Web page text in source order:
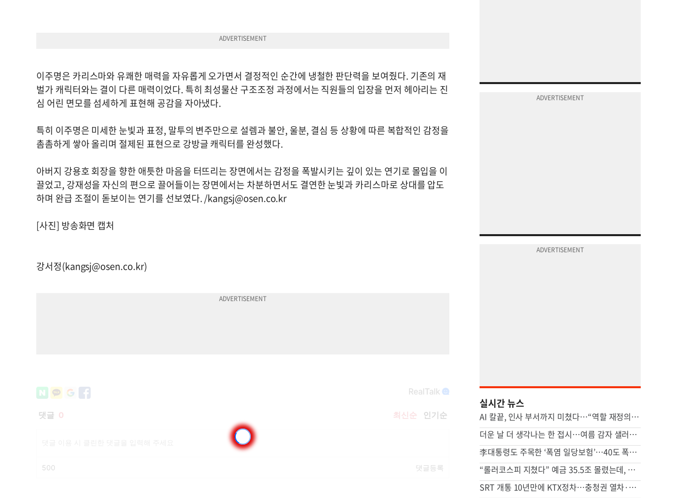
이주명은 카리스마와 유쾌한 매력을 자유롭게 오가면서 결정적인 순간에 냉철한 판단력을 보여줬다. 기존의 재
벌가 캐릭터와는 결이 다른 매력이었다. 특히 최성물산 구조조정 과정에서는 직원들의 입장을 먼저 헤아리는 진
심 어린 면모를 섬세하게 표현해 공감을 자아냈다.
특히 이주명은 미세한 눈빛과 표정, 말투의 변주만으로 설렘과 불안, 울분, 결심 등 상황에 따른 복합적인 감정을
촘촘하게 쌓아 올리며 절제된 표현으로 강방글 캐릭터를 완성했다.
아버지 강용호 회장을 향한 애틋한 마음을 터뜨리는 장면에서는 감정을 폭발시키는 깊이 있는 연기로 몰입을 이
끌었고, 강재성을 자신의 편으로 끌어들이는 장면에서는 차분하면서도 결연한 눈빛과 카리스마로 상대를 압도
하며 완급 조절이 돋보이는 연기를 선보였다. /kangsj@osen.co.kr
[사진] 방송화면 캡처
강서정(kangsj@osen.co.kr)
실시간 뉴스
AI 칼끝, 인사 부서까지 미쳤다…“역할 재정의 못하면 멸종”
더운 날 더 생각나는 한 접시…여름 감자 샐러드 [쿠킹]
李대통령도 주목한 ‘폭염 일당보험’…40도 폭염에 기후보험 뜬다
“롤러코스피 지쳤다” 예금 35.5조 몰렸는데, 금리 떨어진 이유
SRT 개통 10년만에 KTX정차…충청권 열차·버스 노선 대대적 확충